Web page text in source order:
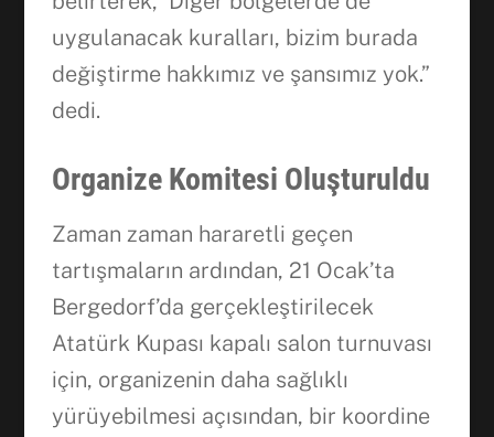
uygulanacak kuralları, bizim burada
değiştirme hakkımız ve şansımız yok.”
dedi.
Organize Komitesi Oluşturuldu
Zaman zaman hararetli geçen
tartışmaların ardından, 21 Ocak’ta
Bergedorf’da gerçekleştirilecek
Atatürk Kupası kapalı salon turnuvası
için, organizenin daha sağlıklı
yürüyebilmesi açısından, bir koordine